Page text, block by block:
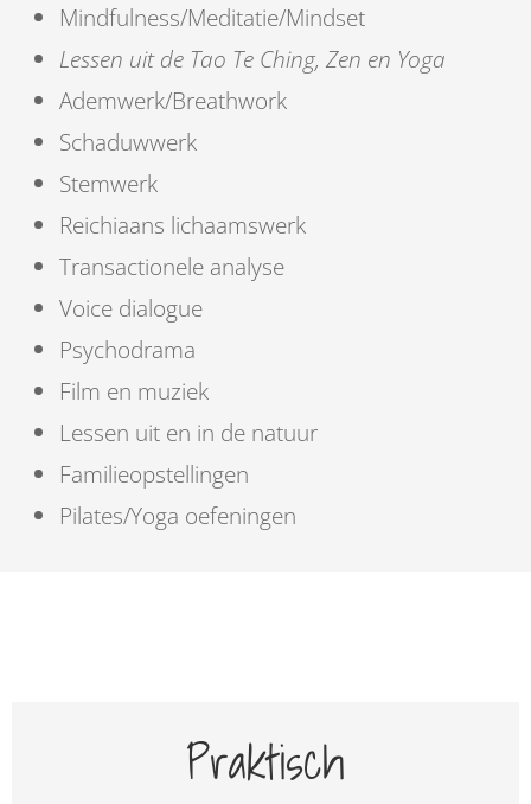
Mindfulness/Meditatie/Mindset
Lessen uit de Tao Te Ching, Zen en Yoga
Ademwerk/Breathwork
Schaduwwerk
Stemwerk
Reichiaans lichaamswerk
Transactionele analyse
Voice dialogue
Psychodrama
Film en muziek
Lessen uit en in de natuur
Familieopstellingen
Pilates/Yoga oefeningen
Praktisch